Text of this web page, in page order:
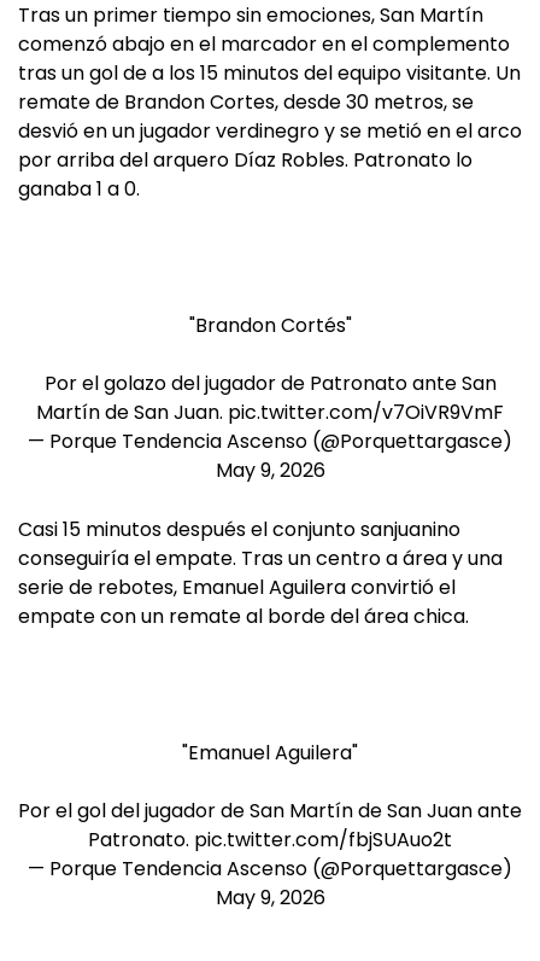
Tras un primer tiempo sin emociones, San Martín
comenzó abajo en el marcador en el complemento
tras un gol de a los 15 minutos del equipo visitante. Un
remate de Brandon Cortes, desde 30 metros, se
desvió en un jugador verdinegro y se metió en el arco
por arriba del arquero Díaz Robles. Patronato lo
ganaba 1 a 0.
"Brandon Cortés"
Por el golazo del jugador de Patronato ante San
Martín de San Juan. pic.twitter.com/v7OiVR9VmF
— Porque Tendencia Ascenso (@Porquettargasce)
May 9, 2026
Casi 15 minutos después el conjunto sanjuanino
conseguiría el empate. Tras un centro a área y una
serie de rebotes, Emanuel Aguilera convirtió el
empate con un remate al borde del área chica.
"Emanuel Aguilera"
Por el gol del jugador de San Martín de San Juan ante
Patronato. pic.twitter.com/fbjSUAuo2t
— Porque Tendencia Ascenso (@Porquettargasce)
May 9, 2026